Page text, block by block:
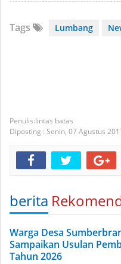
Tags Lumbang
lintas batas
Diposting : Senin, 07 Agustus
berita
Warga Desa
Sampaikan Usulan
Tahun 2026